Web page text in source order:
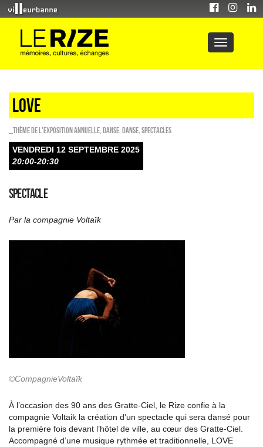
LOVE
_Thème de l'exposition annuelle Danse Danse SPECTACLES
VENDREDI 12 SEPTEMBRE 2025
20:00-20:30
SPECTACLE
Par la compagnie Voltaïk
©CompagnieVoltaïk
À l’occasion des 90 ans des Gratte-Ciel, le Rize confie à la
compagnie Voltaik la création d’un spectacle qui sera dansé pour
la première fois devant l’hôtel de ville, au cœur des Gratte-Ciel.
Accompagné d’une musique rythmée et traditionnelle, LOVE